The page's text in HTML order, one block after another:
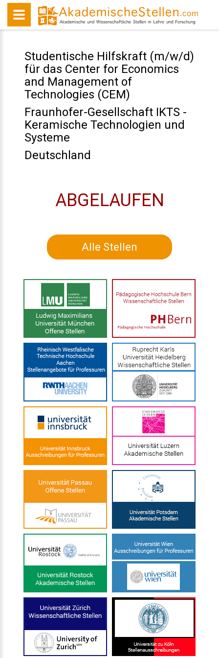
Studentische Hilfskraft (m/w/d)
für das Center for Economics
and Management of
Technologies (CEM)
Fraunhofer-Gesellschaft IKTS -
Keramische Technologien und
Systeme
Deutschland
ABGELAUFEN
Alle Stellen